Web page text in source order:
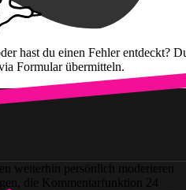
hast du einen Fehler entdeckt?
Formular übermitteln.
weiterhin persönlich moderieren
die Kommentarfunktion 24